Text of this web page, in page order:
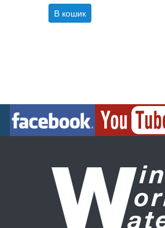
В кошик